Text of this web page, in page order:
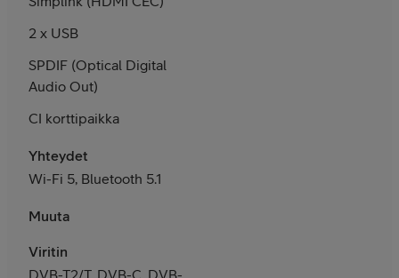
2 x USB
SPDIF (Optical Digital
Audio Out)
CI korttipaikka
Yhteydet
Wi-Fi 5, Bluetooth 5.1
Muuta
Viritin
DVB-T2/T, DVB-C, DVB-